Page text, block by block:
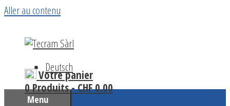
Aller au contenu
Deutsch
Votre panier
0 Produits -CHF0.00
Menu